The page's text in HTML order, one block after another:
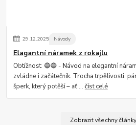
29.12.2025 Návody
Elagantní náramek z rokajlu
Obtížnost: 🔵🔵 - Návod na elegantní
zvládne i začátečník. Trocha trpělivosti,
šperk, který potěší – ať ...číst celé
Zobrazit všechny články